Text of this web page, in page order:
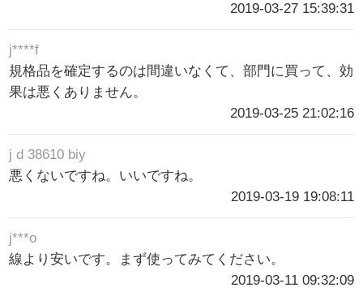
2019-03-27 15:39:31
j****f
規格品を確定するのは間違いなくて、部門に買って、効
果は悪くありません。
2019-03-25 21:02:16
j d 38610 biy
悪くないですね。いいですね。
2019-03-19 19:08:11
j***o
線より安いです。まず使ってみてください。
2019-03-11 09:32:09